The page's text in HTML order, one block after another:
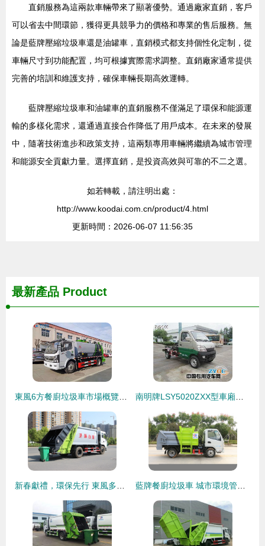
直銷服務為這兩款車輛帶來了顯著優勢。通過廠家直銷，客戶
可以省去中間環節，獲得更具競爭力的價格和專業的售后服務。無
論是藍牌壓縮垃圾車還是油罐車，直銷模式都支持個性化定制，從
車輛尺寸到功能配置，均可根據實際需求調整。直銷廠家通常提供
完善的培訓和維護支持，確保車輛長期高效運轉。
藍牌壓縮垃圾車和油罐車的直銷服務不僅滿足了環保和能源運
輸的多樣化需求，還通過直接合作降低了用戶成本。在未來的發展
中，隨著技術進步和政策支持，這兩類專用車輛將繼續為城市管理
和能源安全貢獻力量。選擇直銷，是投資高效與可靠的不二之選。
如若轉載，請注明出處：
http://www.koodai.com.cn/product/4.html
更新時間：2026-06-07 11:56:35
最新產品 Product